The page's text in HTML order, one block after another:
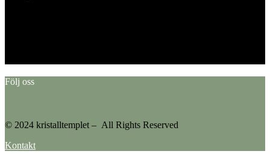
Följ oss
© 2024 kristalltemplet – All Rights Reserved
Kontakt